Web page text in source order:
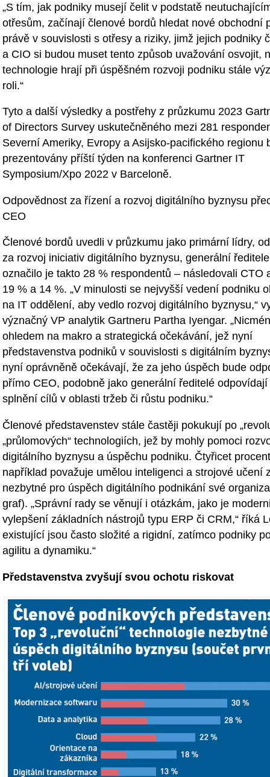
„S tím, jak podniky musejí čelit v podstatě
otřesům, začínají členové bordů hledat nové obchodní
právě v souvislosti s otřesy a riziky, jimž jejich podniky
a CIO si budou muset tento způsob uvažování osvojit,
technologie hrají při úspěšném rozvoji podniku stále
roli.“
Tyto a další výsledky a postřehy z průzkumu 2023
of Directors Survey uskutečněného mezi 281
Severní Ameriky, Evropy a Asijsko-pacifického regionu
prezentovány příští týden na konferenci Gartner IT
Symposium/Xpo 2022 v Barceloně.
Odpovědnost za řízení a rozvoj digitálního byznysu
CEO
Členové bordů uvedli v průzkumu jako primární lídry,
za rozvoj iniciativ digitálního byznysu, generální
označilo je takto 28 % respondentů – následovali CTO
19 % a 14 %. „V minulosti se nejvyšší vedení podniku
na IT oddělení, aby vedlo rozvoj digitálního byznysu,“
význačný VP analytik Gartneru Partha Iyengar.
ohledem na makro a strategická očekávání, jež nyní
představenstva podniků v souvislosti s digitálním
nyní oprávněně očekávají, že za jeho úspěch bude
přímo CEO, podobně jako generální ředitelé odpovídají
splnění cílů v oblasti tržeb či růstu podniku.“
Členové představenstev stále častěji pokukují po
„průlomových“ technologiích, jež by mohly pomoci
digitálního byznysu a úspěchu podniku. Čtyřicet
například považuje umělou inteligenci a strojové učení
nezbytné pro úspěch digitálního podnikání své
graf). „Správní rady se věnují i otázkám, jako je
vylepšení základních nástrojů typu ERP či CRM,“ říká
existující jsou často složité a rigidní, zatímco podniky
agilitu a dynamiku.“
Představenstva zvyšují svou ochotu riskovat